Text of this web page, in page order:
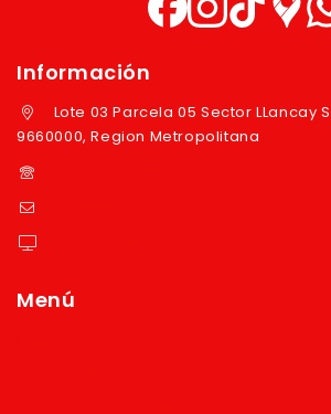
Información
Lote 03 Parcela 05 Sector LLancay
9660000, Region Metropolitana
Menú